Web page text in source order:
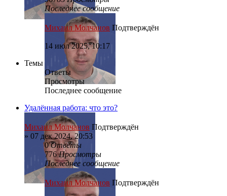
Последнее сообщение
Михаил Молчанов Подтверждён
14 июл 2025, 10:17
Темы
Ответы
Просмотры
Последнее сообщение
Удалённая работа: что это?
Михаил Молчанов Подтверждён
» 07 дек 2024, 20:53
0Ответы
776Просмотры
Последнее сообщение
Михаил Молчанов Подтверждён